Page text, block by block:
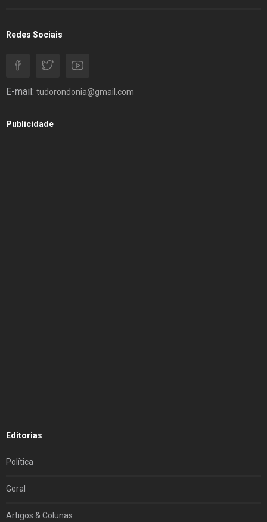
Redes Sociais
E-mail: tudorondonia@gmail.com
Publicidade
Editorias
Política
Geral
Artigos & Colunas